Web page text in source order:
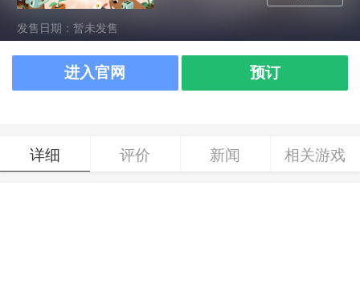
发售日期：暂未发售
进入官网 预订
详细 评价 新闻 相关游戏